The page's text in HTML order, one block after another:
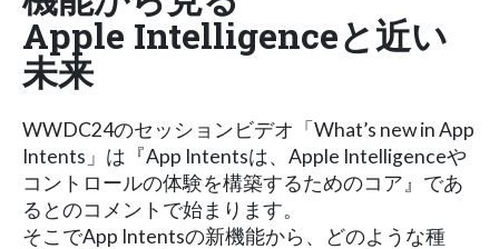
Apple Intelligenceと近い
未来
WWDC24のセッションビデオ「What’s new in App
Intents」は『App Intentsは、Apple Intelligenceや
コントロールの体験を構築するためのコア』であ
るとのコメントで始まります。
そこでApp Intentsの新機能から、どのような種